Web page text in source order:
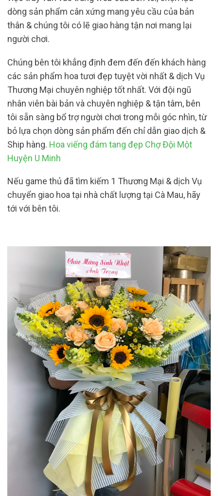
dòng sản phẩm cân xứng mang yêu cầu của bản
thân & chúng tôi có lẽ giao hàng tận nơi mang lại
người chơi.
Chúng bên tôi khẳng định đem đến đến khách hàng
các sản phẩm hoa tươi đẹp tuyệt vời nhất & dịch Vụ
Thương Mại chuyên nghiệp tốt nhất. Với đội ngũ
nhân viên bài bản và chuyên nghiệp & tận tâm, bên
tôi sẵn sàng bổ trợ người chơi trong mỗi góc nhìn, từ
bỏ lựa chọn dòng sản phẩm đến chỉ dẫn giao dịch &
Ship hàng. Hoa viếng đám tang đẹp Chợ Đội Một
Huyện U Minh
Nếu game thủ đã tìm kiếm 1 Thương Mại & dịch Vụ
chuyển giao hoa tại nhà chất lượng tại Cà Mau, hãy
tới với bên tôi.